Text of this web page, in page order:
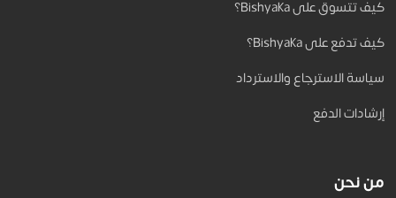
كيف تتسوق على Bishyaka؟
كيف تدفع على Bishyaka؟
سياسة الاسترجاع والاسترداد
إرشادات الدفع
من نحن